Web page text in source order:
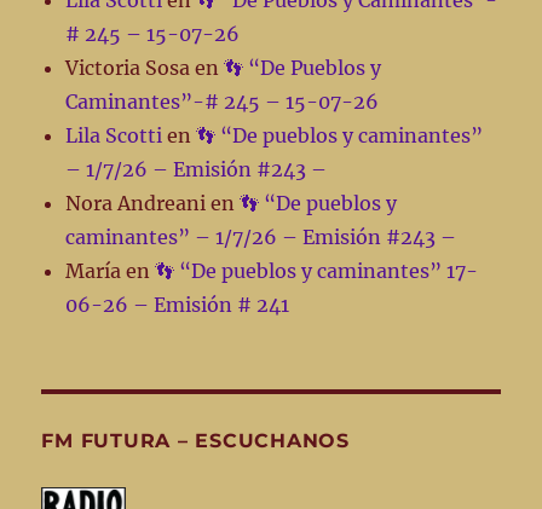
# 245 – 15-07-26
Victoria Sosa en👣 “De Pueblos y
Caminantes”-# 245 – 15-07-26
Lila Scotti en👣 “De pueblos y caminantes”
– 1/7/26 – Emisión #243 –
Nora Andreani en👣 “De pueblos y
caminantes” – 1/7/26 – Emisión #243 –
María en👣 “De pueblos y caminantes” 17-
06-26 – Emisión # 241
FM FUTURA – ESCUCHANOS